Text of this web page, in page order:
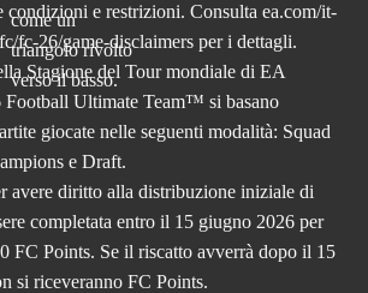
condizioni e restrizioni. Consulta ea.com/it-
fc-26/game-disclaimers per i dettagli.
Stagione del Tour mondiale di EA
Ultimate Team™ si basano
giocate nelle seguenti modalità: Squad
e Draft.
avere diritto alla distribuzione iniziale di
completata entro il 15 giugno 2026 per
FC Points. Se il riscatto avverrà dopo il 15
si riceveranno FC Points.